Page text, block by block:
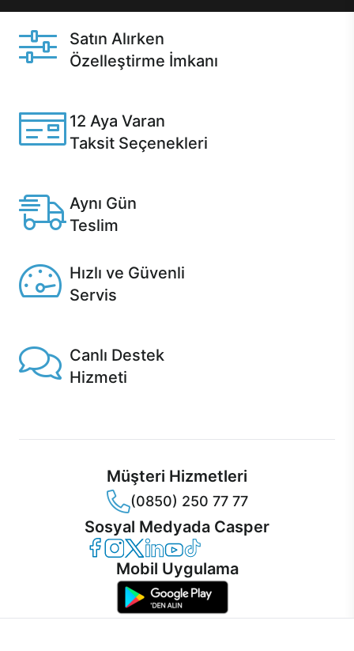
Satın Alırken
Özelleştirme İmkanı
12 Aya Varan
Taksit Seçenekleri
Aynı Gün
Teslim
Hızlı ve Güvenli
Servis
Canlı Destek
Hizmeti
Müşteri Hizmetleri
(0850) 250 77 77
Sosyal Medyada Casper
Casper Facebook
Casper Instagram
Casper Twitter
Casper LinkedIn
Casper YouTube
Casper TikTok
Mobil Uygulama